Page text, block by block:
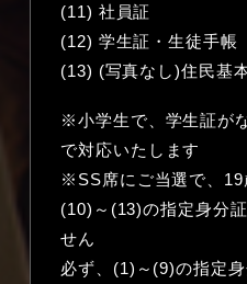
(11) 社員証
(12) 学生証・生徒手帳
(13) (写真なし)住民基
※小学生で、学生証が
で対応いたします
※SS席にご当選で、19
(10)～(13)の指定身分
せん
必ず、(1)～(9)の指定